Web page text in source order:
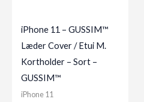
iPhone 11 – GUSSIM™
Læder Cover / Etui M.
Kortholder – Sort –
GUSSIM™
iPhone 11